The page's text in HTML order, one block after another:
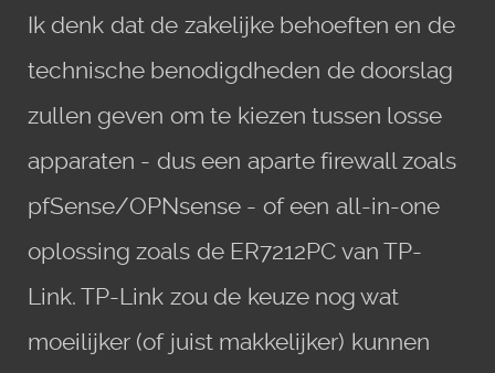
Ik denk dat de zakelijke behoeften en de
technische benodigdheden de doorslag
zullen geven om te kiezen tussen losse
apparaten - dus een aparte firewall zoals
pfSense/OPNsense - of een all-in-one
oplossing zoals de ER7212PC van TP-
Link. TP-Link zou de keuze nog wat
moeilijker (of juist makkelijker) kunnen